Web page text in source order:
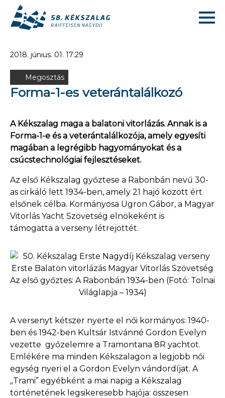
2018. június. 01. 17:29
Megosztás
Forma-1-es veterántalálkozó
A Kékszalag maga a balatoni vitorlázás. Annak is a
Forma-1-e és a veterántalálkozója, amely egyesíti
magában a legrégibb hagyományokat és a
csúcstechnológiai fejlesztéseket.
Az első Kékszalag győztese a Rabonbán nevű 30-
as cirkáló lett 1934-ben, amely 21 hajó között ért
elsőnek célba. Kormányosa Ugron Gábor, a Magyar
Vitorlás Yacht Szövetség elnökeként is
támogatta a verseny létrejöttét.
Az első győztes: A Rabonbán 1934-ben (Fotó: Tolnai
Világlapja – 1934)
A versenyt kétszer nyerte el női kormányos: 1940-
ben és 1942-ben Kultsár Istvánné Gordon Evelyn
vezette győzelemre a Tramontana 8R yachtot.
Emlékére ma minden Kékszalagon a legjobb női
egység nyeri el a Gordon Evelyn vándordíjat. A
„Trami” egyébként a mai napig a Kékszalag
történetének legsikeresebb hajója: összesen